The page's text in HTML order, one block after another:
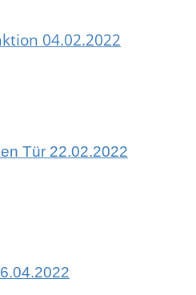
04.02.2022
Tür 22.02.2022